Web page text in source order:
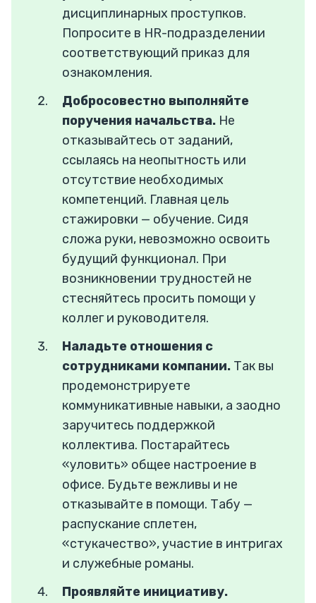
дисциплинарных проступков.
Попросите в HR-подразделении
соответствующий приказ для
ознакомления.
Добросовестно выполняйте
поручения начальства. Не
отказывайтесь от заданий,
ссылаясь на неопытность или
отсутствие необходимых
компетенций. Главная цель
стажировки — обучение. Сидя
сложа руки, невозможно освоить
будущий функционал. При
возникновении трудностей не
стесняйтесь просить помощи у
коллег и руководителя.
Наладьте отношения с
сотрудниками компании. Так вы
продемонстрируете
коммуникативные навыки, а заодно
заручитесь поддержкой
коллектива. Постарайтесь
«уловить» общее настроение в
офисе. Будьте вежливы и не
отказывайте в помощи. Табу —
распускание сплетен,
«стукачество», участие в интригах
и служебные романы.
Проявляйте инициативу.